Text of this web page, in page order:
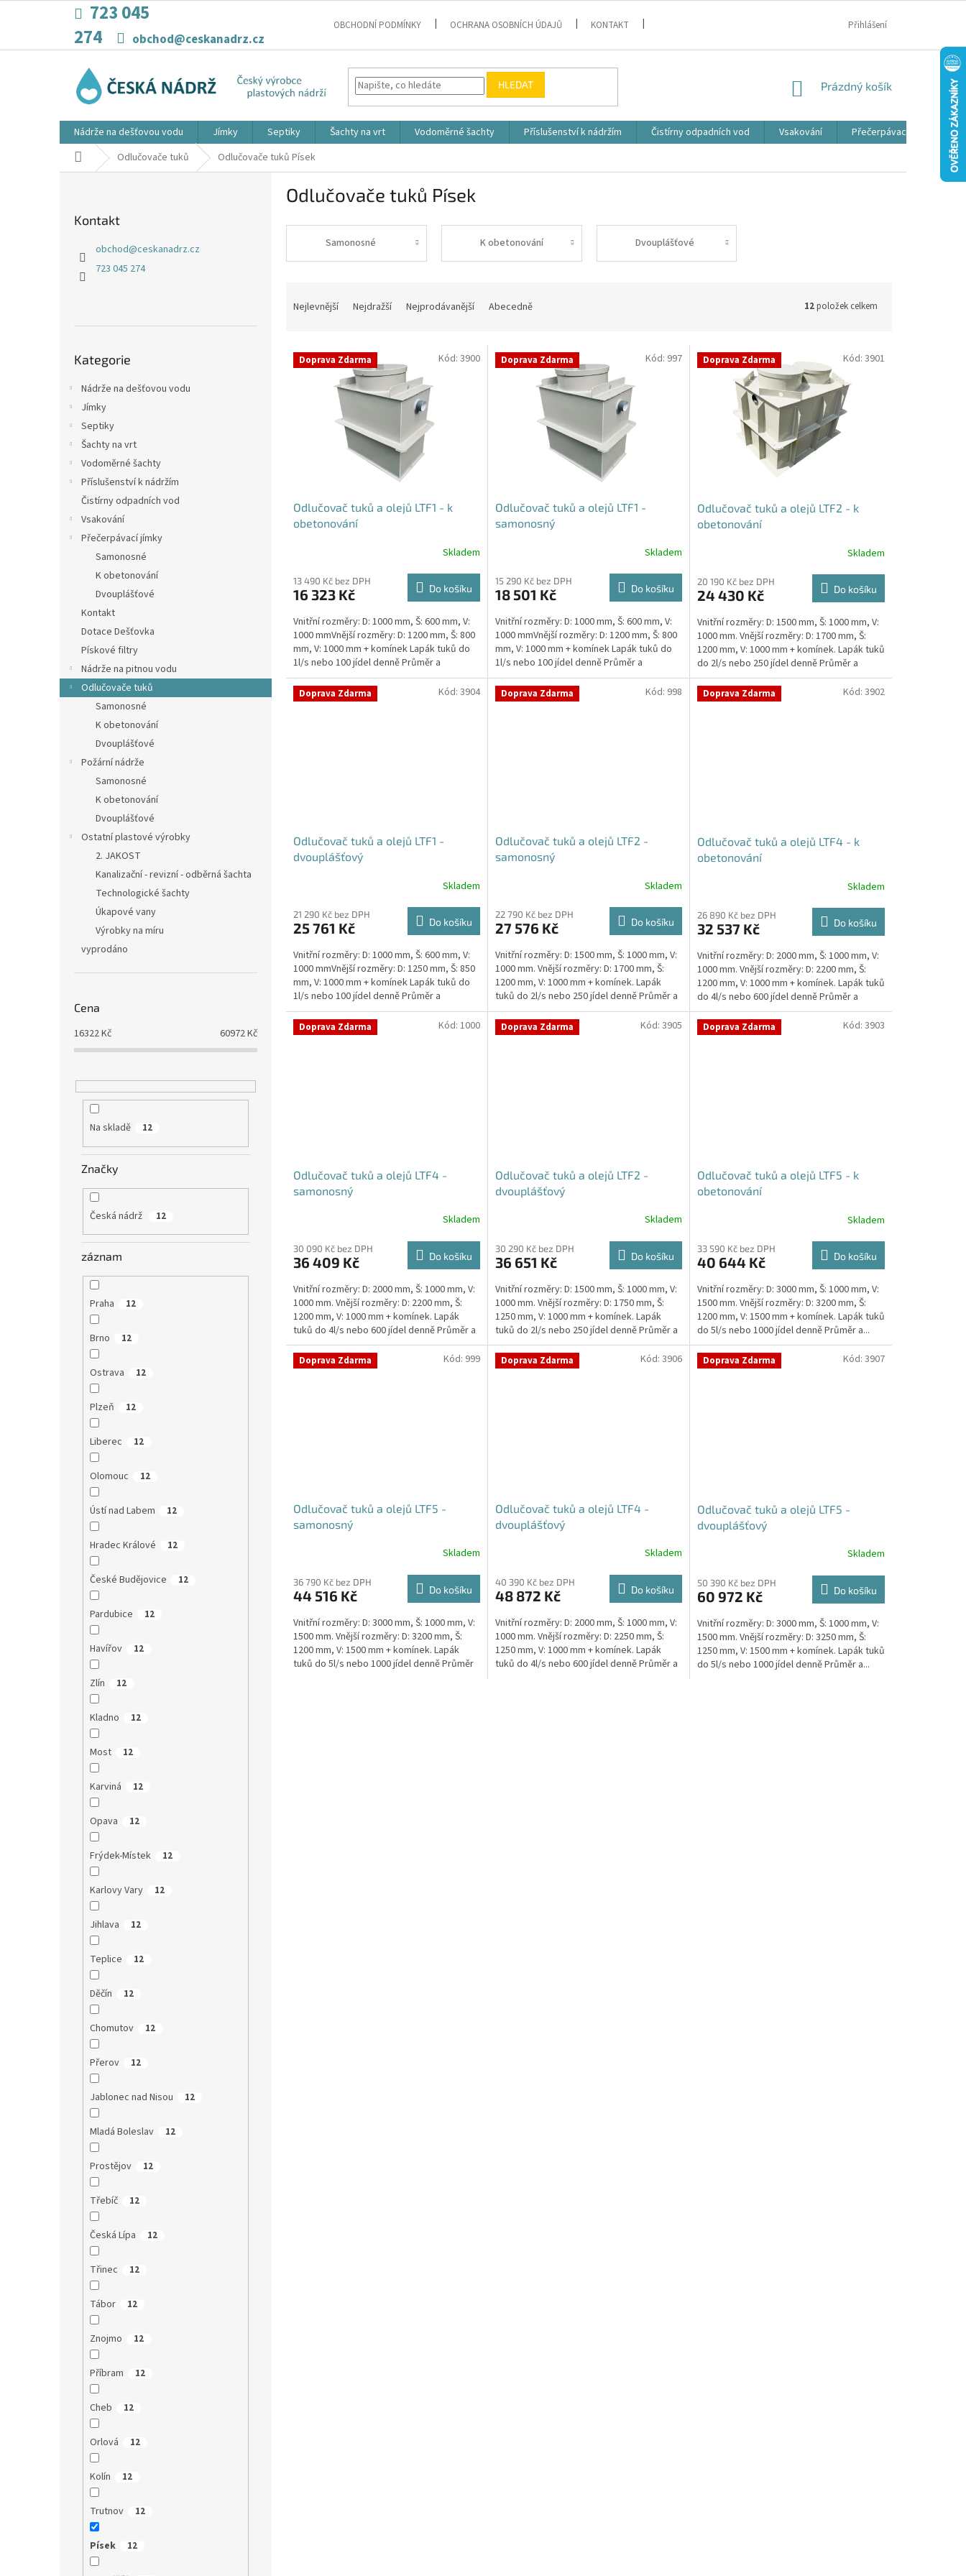
723 045
274
obchod@ceskanadrz.cz
OBCHODNÍ PODMÍNKY OCHRANA OSOBNÍCH ÚDAJŮ KONTAKT Přihlášení
HLEDAT
NÁKUPNÍ
Prázdný košík
Nádrže na dešťovou vodu Jímky Septiky Šachty na vrt Vodoměrné šachty Příslušenství k nádržím Čistírny odpadních vod Vsakování Přečerpávací jímky
Domů Odlučovače tuků Odlučovače tuků Písek
Kontakt
obchod@ceskanadrz.cz
723 045 274
kategorie
Kategorie
Nádrže na dešťovou vodu
Jímky
Septiky
Šachty na vrt
Vodoměrné šachty
Příslušenství k nádržím
Čistírny odpadních vod
Vsakování
Přečerpávací jímky
Samonosné
K obetonování
Dvouplášťové
Kontakt
Dotace Dešťovka
Pískové filtry
Nádrže na pitnou vodu
Odlučovače tuků
Samonosné
K obetonování
Dvouplášťové
Požární nádrže
Samonosné
K obetonování
Dvouplášťové
Ostatní plastové výrobky
2. JAKOST
Kanalizační - revizní - odběrná šachta
Technologické šachty
Úkapové vany
Výrobky na míru
vyprodáno
Cena
16322Kč 60972Kč
Na skladě 12
Značky
Česká nádrž 12
záznam
Praha 12
Brno 12
Ostrava 12
Plzeň 12
Liberec 12
Olomouc 12
Ústí nad Labem 12
Hradec Králové 12
České Budějovice 12
Pardubice 12
Havířov 12
Zlín 12
Kladno 12
Most 12
Karviná 12
Opava 12
Frýdek-Místek 12
Karlovy Vary 12
Jihlava 12
Teplice 12
Děčín 12
Chomutov 12
Přerov 12
Jablonec nad Nisou 12
Mladá Boleslav 12
Prostějov 12
Třebíč 12
Česká Lípa 12
Třinec 12
Tábor 12
Znojmo 12
Příbram 12
Cheb 12
Orlová 12
Kolín 12
Trutnov 12
Písek 12
Odlučovače tuků Písek
Samonosné K obetonování Dvouplášťové
n
Nejlevnější Nejdražší Nejprodávanější Abecedně 12položek celkem
V Doprava Zdarma
Odlučovač tuků a olejů LTF1 - k
obetonování
Skladem
13 490 Kč bez DPH
16 323 Kč Do košíku
Vnitřní rozměry: D: 1000 mm, Š: 600 mm, V:
1000 mmVnější rozměry: D: 1200 mm, Š: 800
mm, V: 1000 mm + komínek Lapák tuků do
1l/s nebo 100 jídel denně Průměr a
umístění...
Kód: 3900 Doprava Zdarma
Odlučovač tuků a olejů LTF1 -
samonosný
produktu
je
z
5
hvězdiček.
Skladem
15 290 Kč bez DPH
18 501 Kč Do košíku
Vnitřní rozměry: D: 1000 mm, Š: 600 mm, V:
1000 mmVnější rozměry: D: 1200 mm, Š: 800
mm, V: 1000 mm + komínek Lapák tuků do
1l/s nebo 100 jídel denně Průměr a
umístění...
Kód: 997 Doprava Zdarma
Odlučovač tuků a olejů LTF2 - k
obetonování
Skladem
20 190 Kč bez DPH
24 430 Kč Do košíku
Vnitřní rozměry: D: 1500 mm, Š: 1000 mm, V:
1000 mm. Vnější rozměry: D: 1700 mm, Š:
1200 mm, V: 1000 mm + komínek. Lapák tuků
do 2l/s nebo 250 jídel denně Průměr a
umístění...
Kód: 3901
Doprava Zdarma
Odlučovač tuků a olejů LTF1 -
dvouplášťový
Skladem
21 290 Kč bez DPH
25 761 Kč Do košíku
Vnitřní rozměry: D: 1000 mm, Š: 600 mm, V:
1000 mmVnější rozměry: D: 1250 mm, Š: 850
mm, V: 1000 mm + komínek Lapák tuků do
1l/s nebo 100 jídel denně Průměr a
umístění...
Kód: 3904 Doprava Zdarma
Odlučovač tuků a olejů LTF2 -
samonosný
produktu
je
z
5
hvězdiček.
Skladem
22 790 Kč bez DPH
27 576 Kč Do košíku
Vnitřní rozměry: D: 1500 mm, Š: 1000 mm, V:
1000 mm. Vnější rozměry: D: 1700 mm, Š:
1200 mm, V: 1000 mm + komínek. Lapák
tuků do 2l/s nebo 250 jídel denně Průměr a
umístění...
Kód: 998 Doprava Zdarma
Odlučovač tuků a olejů LTF4 - k
obetonování
Skladem
26 890 Kč bez DPH
32 537 Kč Do košíku
Vnitřní rozměry: D: 2000 mm, Š: 1000 mm, V:
1000 mm. Vnější rozměry: D: 2200 mm, Š:
1200 mm, V: 1000 mm + komínek. Lapák tuků
do 4l/s nebo 600 jídel denně Průměr a
umístění...
Kód: 3902
Doprava Zdarma
Odlučovač tuků a olejů LTF4 -
samonosný
Skladem
30 090 Kč bez DPH
36 409 Kč Do košíku
Vnitřní rozměry: D: 2000 mm, Š: 1000 mm, V:
1000 mm. Vnější rozměry: D: 2200 mm, Š:
1200 mm, V: 1000 mm + komínek. Lapák
tuků do 4l/s nebo 600 jídel denně Průměr a
umístění...
Kód: 1000 Doprava Zdarma
Odlučovač tuků a olejů LTF2 -
dvouplášťový
Skladem
30 290 Kč bez DPH
36 651 Kč Do košíku
Vnitřní rozměry: D: 1500 mm, Š: 1000 mm, V:
1000 mm. Vnější rozměry: D: 1750 mm, Š:
1250 mm, V: 1000 mm + komínek. Lapák
tuků do 2l/s nebo 250 jídel denně Průměr a
umístění...
Kód: 3905 Doprava Zdarma
Odlučovač tuků a olejů LTF5 - k
obetonování
Skladem
33 590 Kč bez DPH
40 644 Kč Do košíku
Vnitřní rozměry: D: 3000 mm, Š: 1000 mm, V:
1500 mm. Vnější rozměry: D: 3200 mm, Š:
1200 mm, V: 1500 mm + komínek. Lapák tuků
do 5l/s nebo 1000 jídel denně Průměr a...
Kód: 3903
Doprava Zdarma
Odlučovač tuků a olejů LTF5 -
samonosný
Skladem
36 790 Kč bez DPH
44 516 Kč Do košíku
Vnitřní rozměry: D: 3000 mm, Š: 1000 mm, V:
1500 mm. Vnější rozměry: D: 3200 mm, Š:
1200 mm, V: 1500 mm + komínek. Lapák
tuků do 5l/s nebo 1000 jídel denně Průměr
Kód: 999 Doprava Zdarma
Odlučovač tuků a olejů LTF4 -
dvouplášťový
Skladem
40 390 Kč bez DPH
48 872 Kč Do košíku
Vnitřní rozměry: D: 2000 mm, Š: 1000 mm, V:
1000 mm. Vnější rozměry: D: 2250 mm, Š:
1250 mm, V: 1000 mm + komínek. Lapák
tuků do 4l/s nebo 600 jídel denně Průměr a
Kód: 3906 Doprava Zdarma
Odlučovač tuků a olejů LTF5 -
dvouplášťový
Skladem
50 390 Kč bez DPH
60 972 Kč Do košíku
Vnitřní rozměry: D: 3000 mm, Š: 1000 mm, V:
1500 mm. Vnější rozměry: D: 3250 mm, Š:
1250 mm, V: 1500 mm + komínek. Lapák tuků
do 5l/s nebo 1000 jídel denně Průměr a...
Kód: 3907